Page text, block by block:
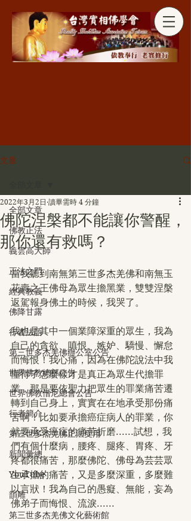
分享
文章
全部文章
佛教正法
義雲高大師
正法之門
經典教義
佛降甘露
行者法語
第三世多杰羌佛辦公室公告
世界佛教總部公告
世界佛教僧尼總會公告
行者簡介
第三世多杰羌佛正法受用
新聞彙總
YouTube
韻雕
第三世多杰羌佛文化藝術館
佛陀涅槃都不能讓你警醒，
那你還有救嗎？
2022年3月2日 讀畢需時 4 分鐘
當我聽到南無第三世多杰羌佛和南無玉
花壽之王佛母為眾生擔黑業，雙雙涅槃
返駕報身佛土的時候，我哭了。
我也是其中一個業障深重的眾生，我為
自己的貪欲、嗔恨、嫉妒、驕慢、懈怠
而悔恨！我心痛，因為在佛陀說法中我
懂得了怎麼樣才是真正為眾生代擔罪
業，那是要依聖力把眾生的罪業痛苦遷
轉到自己身上，實實在在地承受那份痛
苦啊！比如要承擔癌症病人的罪業，你
就要承受癌症的痛苦折磨......試想，我
們有個什麼病，腰疼、腿疼、胃疼、牙
疼都很痛苦，那麼佛陀、佛母為芸芸眾
生承擔的痛苦，又是多麼深重，多麼難
以言狀！我為自己的愚癡、無能，妄為
佛弟子而悔恨、流淚......